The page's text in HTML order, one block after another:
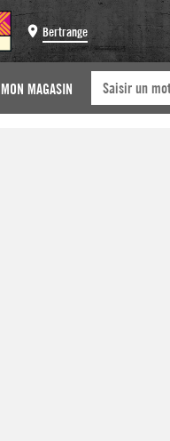
Bertrange
MON MAGASIN